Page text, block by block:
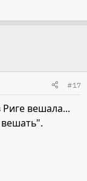
#17
Риге вешала...